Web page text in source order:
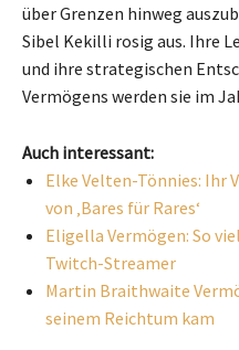
über Grenzen hinweg
Sibel Kekilli rosig aus. Ihre
und ihre strategischen
Vermögens werden sie im
Auch interessant:
Elke Velten-Tönnies: Ihr
von ‚Bares für Rares‘
Eligella Vermögen: So
Twitch-Streamer
Martin Braithwaite
seinem Reichtum kam